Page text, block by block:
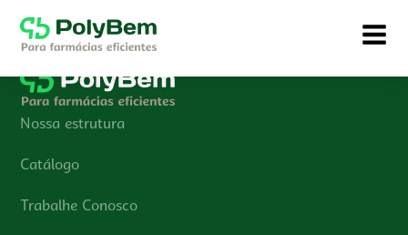
Nossa estrutura
Catálogo
Trabalhe Conosco